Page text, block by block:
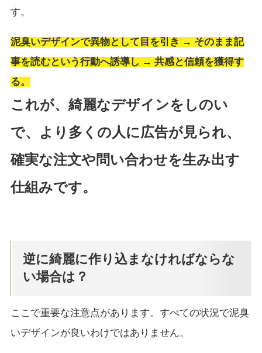
す。
泥臭いデザインで異物として目を引き → そのまま記
事を読むという行動へ誘導し → 共感と信頼を獲得す
る。
これが、綺麗なデザインをしのい
で、より多くの人に広告が見られ、
確実な注文や問い合わせを生み出す
仕組みです。
逆に綺麗に作り込まなければならな
い場合は？
ここで重要な注意点があります。すべての状況で泥臭
いデザインが良いわけではありません。